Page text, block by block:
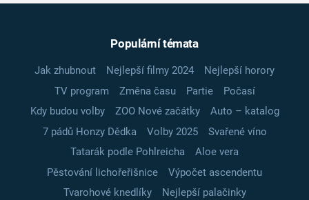
Populární témata
Jak zhubnout Nejlepší filmy 2024
Nejlepší horory
TV program
Změna času Partie
Počasí
Kdy budou volby
ZOO Nové začátky
Auto – katalog
7 pádů Honzy Dědka
Volby 2025
Svařené víno
Tatarák podle Pohlreicha
Aloe vera
Pěstování lichořeřišnice
Výpočet ascendentu
Tvarohové knedlíky
Nejlepší palačinky